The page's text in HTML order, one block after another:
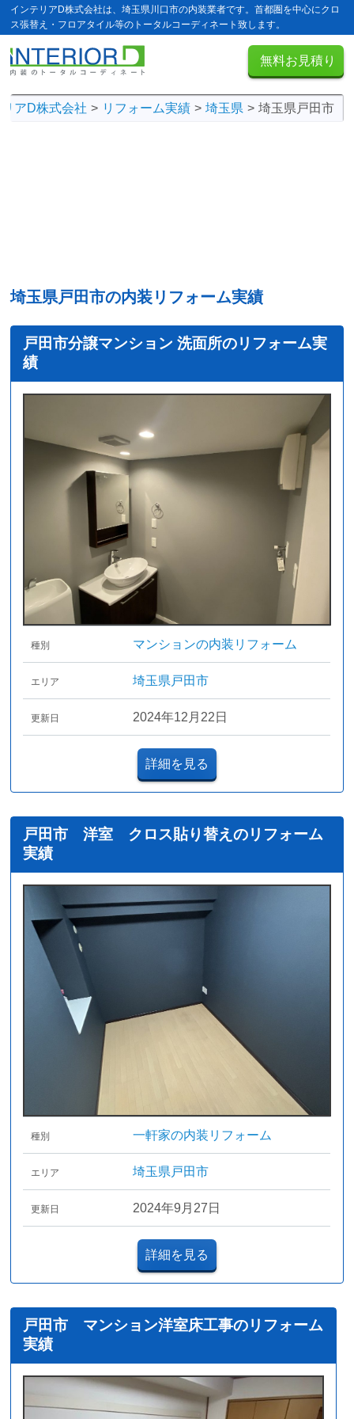
インテリアD株式会社は、埼玉県川口市の内装業者です。首都圏を中心にクロ
ス張替え・フロアタイル等のトータルコーディネート致します。
無料お見積り
アD株式会社 リフォーム実績 埼玉県 埼玉県戸田市
埼玉県戸田市の内装リフォーム実績
戸田市分譲マンション 洗面所のリフォーム実
績
種別 マンションの内装リフォーム
エリア 埼玉県戸田市
更新日 2024年12月22日
詳細を見る
戸田市 洋室 クロス貼り替えのリフォーム
実績
種別 一軒家の内装リフォーム
エリア 埼玉県戸田市
更新日 2024年9月27日
詳細を見る
戸田市 マンション洋室床工事のリフォーム
実績